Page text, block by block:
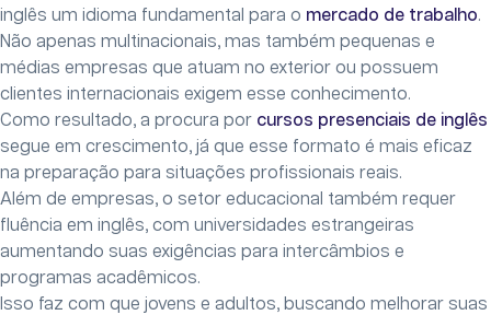
inglês um idioma fundamental para o mercado de trabalho.
Não apenas multinacionais, mas também pequenas e
médias empresas que atuam no exterior ou possuem
clientes internacionais exigem esse conhecimento.
Como resultado, a procura por cursos presenciais de inglês
segue em crescimento, já que esse formato é mais eficaz
na preparação para situações profissionais reais.
Além de empresas, o setor educacional também requer
fluência em inglês, com universidades estrangeiras
aumentando suas exigências para intercâmbios e
programas acadêmicos.
Isso faz com que jovens e adultos, buscando melhorar suas